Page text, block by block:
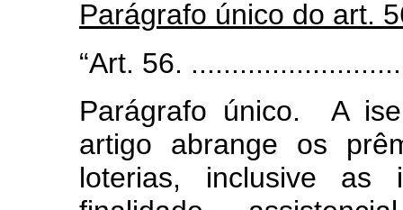
Parágrafo único do art.
“Art. 56.
Parágrafo único. A
artigo abrange os
loterias, inclusive as